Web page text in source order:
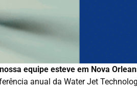
equipe esteve em Nova
anual da Water Jet